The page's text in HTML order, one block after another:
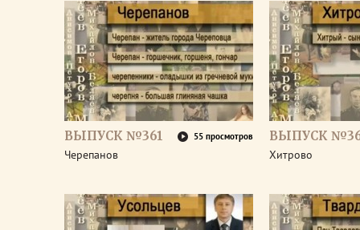
ВЫПУСК №361 55 просмотров
Черепанов
ВЫПУСК
Хитрово